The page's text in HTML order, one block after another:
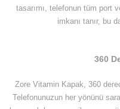
tasarımı, telefonun tüm port
imkanı tanır, bu
360
Zore Vitamin Kapak, 360
Telefonunuzun her yönünü